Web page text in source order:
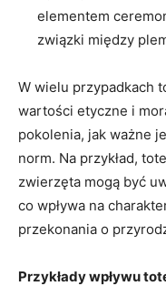
elementem
związki między
W wielu przypadkach
wartości etyczne i
pokolenia, jak ważne
norm. Na przykład,
zwierzęta mogą być
co wpływa na
przekonania o
Przykłady wpływu